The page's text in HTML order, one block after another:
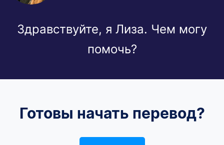
Здравствуйте, я Лиза. Чем могу
помочь?
Готовы начать перевод?